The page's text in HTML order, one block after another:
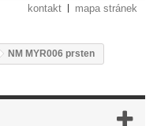
kontakt mapa stránek
NM MYR006 prsten